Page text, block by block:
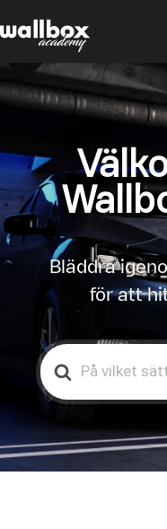
Bläddra
för att
Search
For